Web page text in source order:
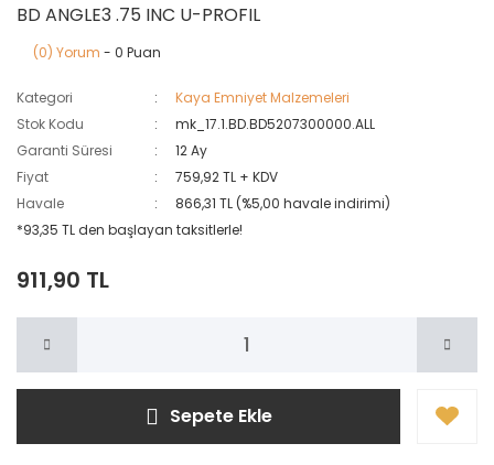
BD ANGLE3 .75 INC U-PROFIL
(0) Yorum - 0 Puan
Kategori
Kaya Emniyet Malzemeleri
Stok Kodu
mk_17.1.BD.BD5207300000.ALL
Garanti Süresi
12 Ay
Fiyat
759,92 TL + KDV
Havale
866,31 TL (%5,00 havale indirimi)
*93,35 TL den başlayan taksitlerle!
911,90 TL
Sepete Ekle